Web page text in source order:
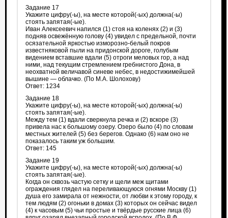
Задание 17
Укажите цифру(-ы), на месте которой(-ых) должна(-ы)
стоять запятая(-ые).
Иван Алексеевич напился (1) стоя на коленях (2) и (3)
подняв освежённую голову (4) увидел с предельной, почти
осязательной яркостью изморозно-белый покров
известняковой пыли на придонской дороге, голубым
видением вставшие вдали (5) отроги меловых гор, а над
ними, над текущим стремлением гребнистого Дона, в
неохватной величавой синеве небес, в недостижимейшей
вышине — облачко. (По М.А. Шолохову)
Ответ: 1234
Задание 18
Укажите цифру(-ы), на месте которой(-ых) должна(-ы)
стоять запятая(-ые).
Между тем (1) вдали сверкнула речка и (2) вскоре (3)
привела нас к большому озеру. Озеро было (4) по словам
местных жителей (5) без берегов. Однако (6) нам оно не
показалось таким уж большим.
Ответ: 145
Задание 19
Укажите цифру(-ы), на месте которой(-ых) должна(-ы)
стоять запятая(-ые).
Когда он сквозь частую сетку и щели меж щитами
ограждения глядел на переливающуюся огнями Москву (1)
душа его замирала от нежности, от любви к этому городу, к
тем людям (2) огоньки в домах (3) которых он сейчас видел
(4) к часовым (5) чьи простые и твёрдые русские лица (6)